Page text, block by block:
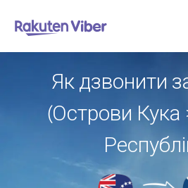
Як дзвонити
(Острови Кука